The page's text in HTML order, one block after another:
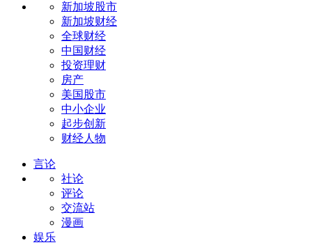
新加坡股市
新加坡财经
全球财经
中国财经
投资理财
房产
美国股市
中小企业
起步创新
财经人物
言论
社论
评论
交流站
漫画
娱乐